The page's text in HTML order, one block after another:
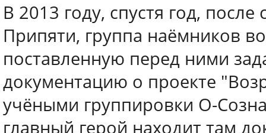
В 2013 году, спустя год,
Припяти, группа наёмников
поставленную перед ними
документацию о проекте
учёными группировки О-
главный герой находит там